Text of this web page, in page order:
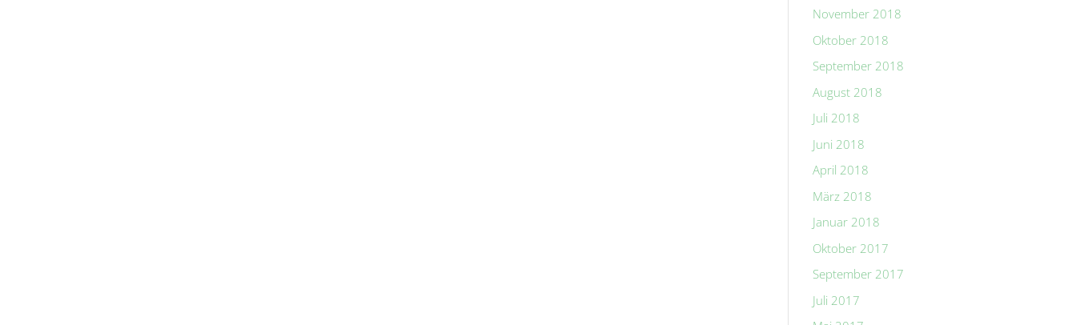
November 2018
Oktober 2018
September 2018
August 2018
Juli 2018
Juni 2018
April 2018
März 2018
Januar 2018
Oktober 2017
September 2017
Juli 2017